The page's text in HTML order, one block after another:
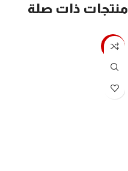
منتجات ذات صلة
-7%